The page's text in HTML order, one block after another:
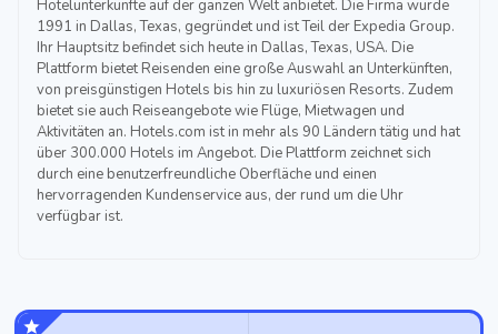
Hotelunterkünfte auf der ganzen Welt anbietet. Die Firma wurde
1991 in Dallas, Texas, gegründet und ist Teil der Expedia Group.
Ihr Hauptsitz befindet sich heute in Dallas, Texas, USA. Die
Plattform bietet Reisenden eine große Auswahl an Unterkünften,
von preisgünstigen Hotels bis hin zu luxuriösen Resorts. Zudem
bietet sie auch Reiseangebote wie Flüge, Mietwagen und
Aktivitäten an. Hotels.com ist in mehr als 90 Ländern tätig und hat
über 300.000 Hotels im Angebot. Die Plattform zeichnet sich
durch eine benutzerfreundliche Oberfläche und einen
hervorragenden Kundenservice aus, der rund um die Uhr
verfügbar ist.